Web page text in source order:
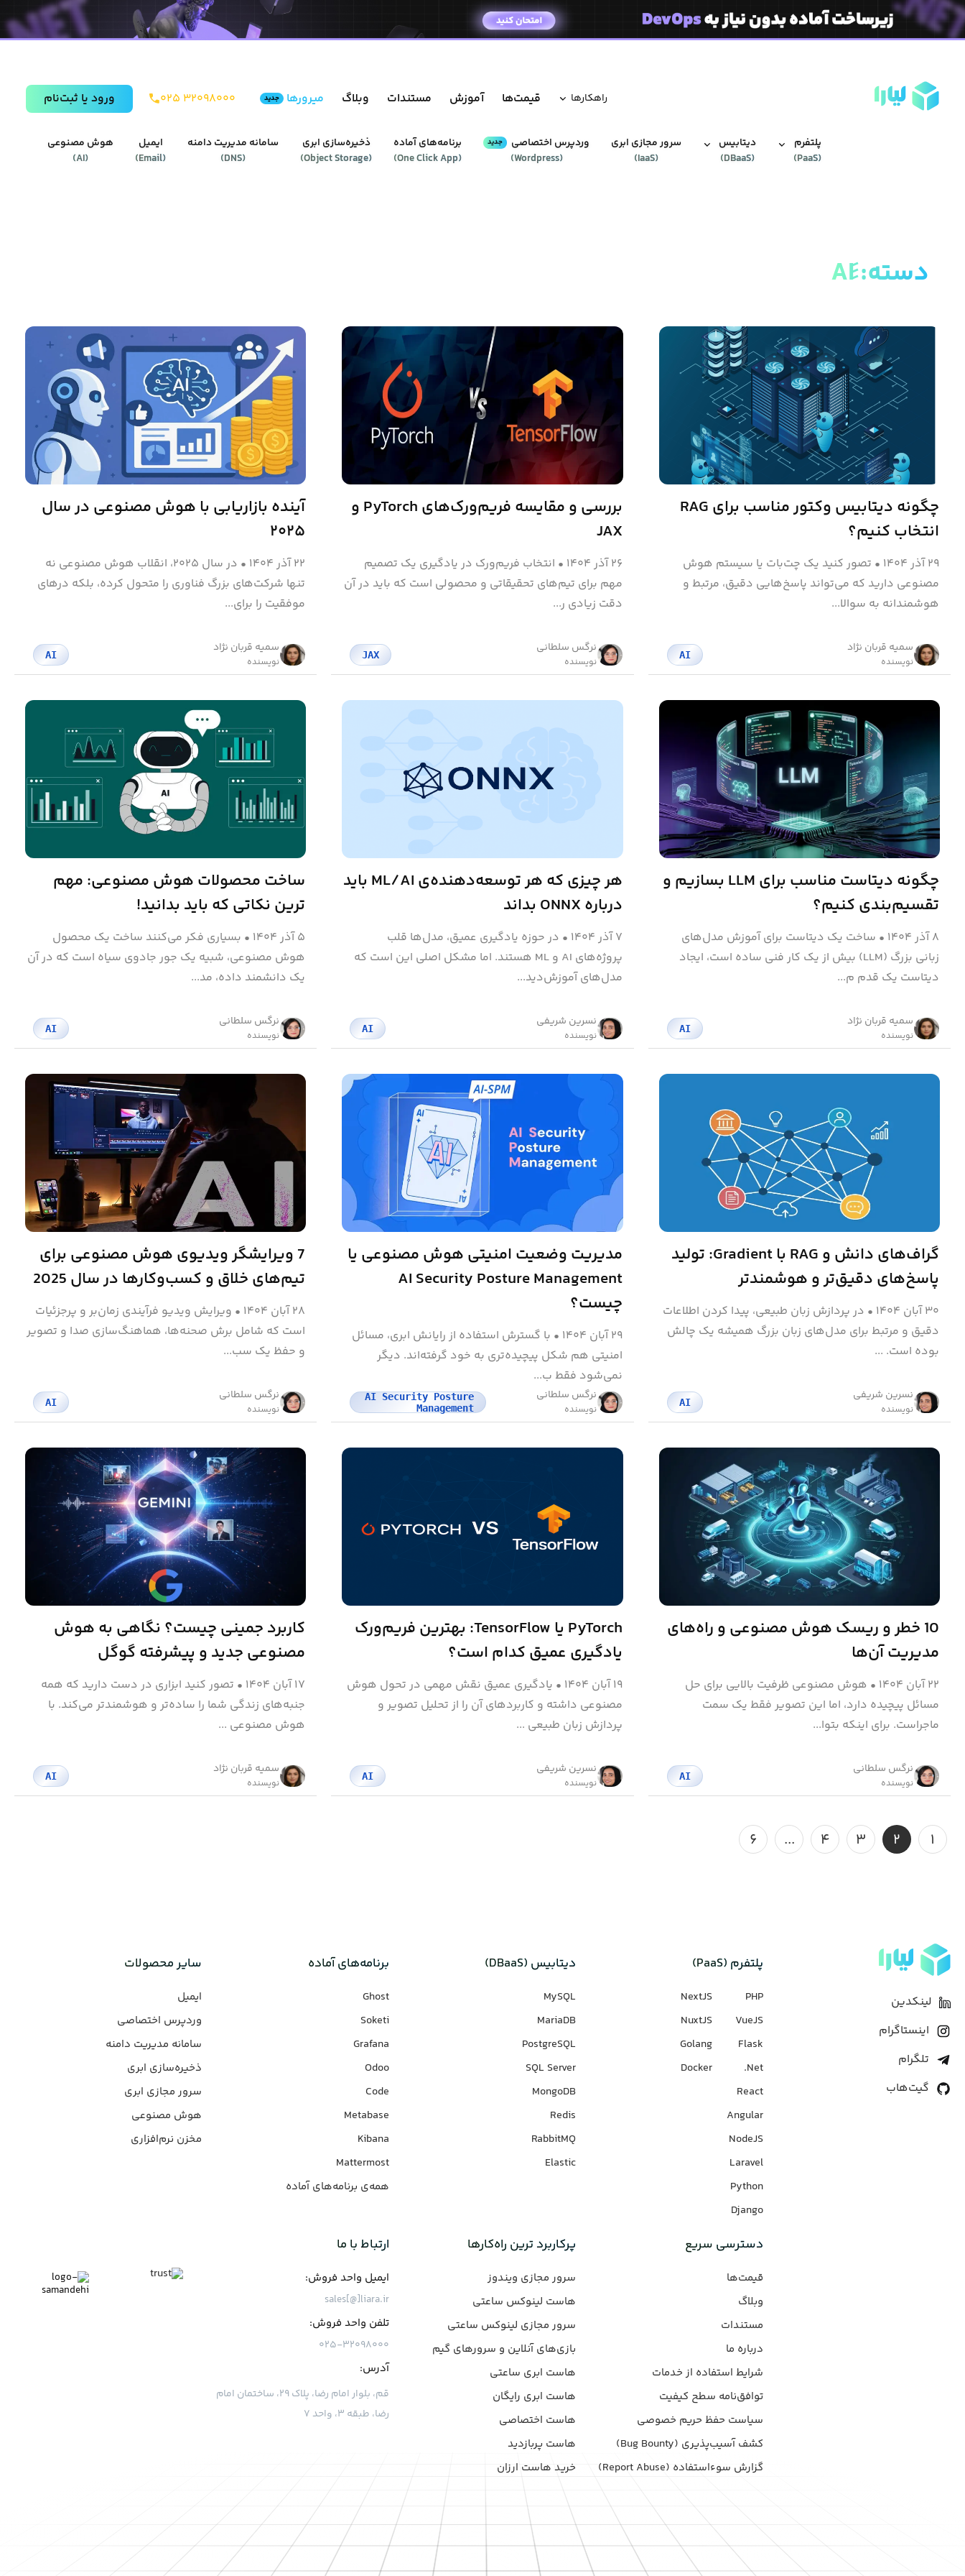
راهکار‌ها قیمت‌ها آموزش مستندات وبلاگ میرورها جدید ۰۲۵ ۳۲۰۹۸۰۰۰ ورود يا ثبت‌نام
هوش مصنوعی
(
AI
)
ایمیل
(
Email
)
سامانه مدیریت دامنه
(
DNS
)
ذخیره‌سازی ابری
(
Object Storage
)
برنامه‌های آماده
(
One Click App
)
وردپرس‌ اختصاصی جدید
(
Wordpress
)
سرور مجازی ابری
(
IaaS
)
دیتابیس‌
(
DBaaS
)
پلتفرم
(
PaaS
)
دسته:
چگونه دیتابیس وکتور مناسب برای RAG
انتخاب کنیم؟
۲۹ آذر ۱۴۰۴ • تصور کنید یک چت‌بات یا سیستم هوش
مصنوعی دارید که می‌تواند پاسخ‌هایی دقیق، مرتبط و
هوشمندانه به سوالا...
سمیه قربان نژاد
نویسنده
AI
بررسی و مقایسه فریم‌ورک‌های PyTorch و
JAX
۲۶ آذر ۱۴۰۴ • انتخاب فریم‌ورک در یادگیری یک تصمیم
مهم برای تیم‌های تحقیقاتی و محصولی است که باید در آن
دقت زیادی ر...
نرگس سلطانی
نویسنده
JAX
آینده بازاریابی با هوش مصنوعی در سال
۲۰۲۵
۲۲ آذر ۱۴۰۴ •
در سال ۲۰۲۵، انقلاب هوش مصنوعی نه
تنها شرکت‌های بزرگ فناوری را متحول کرده، بلکه درهای
موفقیت را برای...
سمیه قربان نژاد
نویسنده
AI
چگونه دیتاست مناسب برای LLM بسازیم و
تقسیم‌بندی کنیم؟
۸ آذر ۱۴۰۴ • ساخت یک دیتاست برای آموزش مدل‌های
زبانی بزرگ (LLM) بیش از یک کار فنی ساده است، ایجاد
دیتاست یک قدم م...
سمیه قربان نژاد
نویسنده
AI
هر چیزی که هر توسعه‌دهنده‌ی ML/AI باید
درباره ONNX بداند
۷ آذر ۱۴۰۴ • در حوزه یادگیری عمیق، مدل‌ها قلب
پروژه‌های AI و ML هستند. اما مشکل اصلی این است که
مدل‌های آموزش‌دید...
نسرین شریفی
نویسنده
AI
ساخت محصولات هوش مصنوعی: مهم
ترین نکاتی که باید بدانید!
۵ آذر ۱۴۰۴ • بسیاری فکر می‌کنند ساخت یک محصول
هوش مصنوعی، شبیه یک جور جادوی سیاه است که در آن
یک دانشمند داده، مد...
نرگس سلطانی
نویسنده
AI
گراف‌های دانش و RAG با Gradient: تولید
پاسخ‌های دقیق‌تر و هوشمندتر
۳۰ آبان ۱۴۰۴ • در پردازش زبان طبیعی، پیدا کردن اطلاعات
دقیق و مرتبط برای مدل‌های زبان بزرگ همیشه یک چالش
بوده است. ...
نسرین شریفی
نویسنده
AI
مدیریت وضعیت امنیتی هوش مصنوعی یا
AI Security Posture Management
چیست؟
۲۹ آبان ۱۴۰۴ • با گسترش استفاده از رایانش ابری، مسائل
امنیتی هم شکل پیچیده‌تری به خود گرفته‌اند. دیگر
نمی‌شود فقط ب...
نرگس سلطانی
نویسنده
AI Security Posture
Management
7 ویرایشگر ویدیوی هوش مصنوعی برای
تیم‌های خلاق و کسب‌وکارها در سال 2025
۲۸ آبان ۱۴۰۴ • ویرایش ویدیو فرآیندی زمان‌بر و پرجزئیات
است که شامل برش صحنه‌ها، هماهنگ‌سازی صدا و تصویر
و حفظ یک سب...
نرگس سلطانی
نویسنده
AI
10 خطر و ریسک هوش مصنوعی و راه‌های
مدیریت آن‌ها
۲۲ آبان ۱۴۰۴ • هوش مصنوعی ظرفیت بالایی برای حل
مسائل پیچیده دارد، اما این تصویر فقط یک سمت
ماجراست. برای اینکه بتوا...
نرگس سلطانی
نویسنده
AI
PyTorch یا TensorFlow: بهترین فریم‌ورک
یادگیری عمیق کدام است؟
۱۹ آبان ۱۴۰۴ • یادگیری عمیق نقش مهمی در تحول هوش
مصنوعی داشته و کاربردهای آن را از تحلیل تصویر و
پردازش زبان طبیعی ...
نسرین شریفی
نویسنده
AI
کاربرد جمینی چیست؟ نگاهی به هوش
مصنوعی جدید و پیشرفته گوگل
۱۷ آبان ۱۴۰۴ • تصور کنید ابزاری در دست دارید که همه
جنبه‌های زندگی شما را ساده‌تر و هوشمندتر می‌کند. با
هوش مصنوعی ...
سمیه قربان نژاد
نویسنده
AI
۱ ۲ ۳ ۴ ... ۶
لینکدین
اینستاگرام
تلگرام
گیت‌هاب
پلتفرم (PaaS)
PHP
VueJS
Flask
Net.
React
Angular
NodeJS
Laravel
Python
Django
NextJS
NuxtJS
Golang
Docker
دیتابیس‌ (DBaaS)
MySQL
MariaDB
PostgreSQL
SQL Server
MongoDB
Redis
RabbitMQ
Elastic
برنامه‌های‌ آماده
Ghost
Soketi
Grafana
Odoo
Code
Metabase
Kibana
Mattermost
همه‌ی برنامه‌های آماده
سایر محصولات
ایمیل
وردپرس‌ اختصاصی
سامانه مدیریت دامنه
ذخیره‌سازی ابری
سرور مجازی ابری
هوش مصنوعی
مخزن نرم‌افزاری
دسترسی سریع
قیمت‌ها
وبلاگ
مستندات
درباره ما
شرایط استفاده از خدمات
توافق‌نامه سطح کیفیت
سیاست حفظ حریم خصوصی
کشف آسیب‌پذیری (Bug Bounty)
گزارش سوءاستفاده (Report Abuse)
پرکاربرد ترین راه‌کارها
سرور مجازی ویندوز
هاست لینوکس ساعتی
سرور مجازی لینوکس ساعتی
بازی‌های آنلاین و سرورهای گیم
هاست ابری ساعتی
هاست ابری رایگان
هاست اختصاصی
هاست پربازدید
خرید هاست ارزان
ارتباط با ما
ایمیل واحد فروش:
sales[@]liara.ir
تلفن واحد فروش:
۰۲۵-۳۲۰۹۸۰۰۰
آدرس:
قم، بلوار امام رضا، پلاک ۲۹، ساختمان امام
رضا، طبقه ۳، واحد ۷